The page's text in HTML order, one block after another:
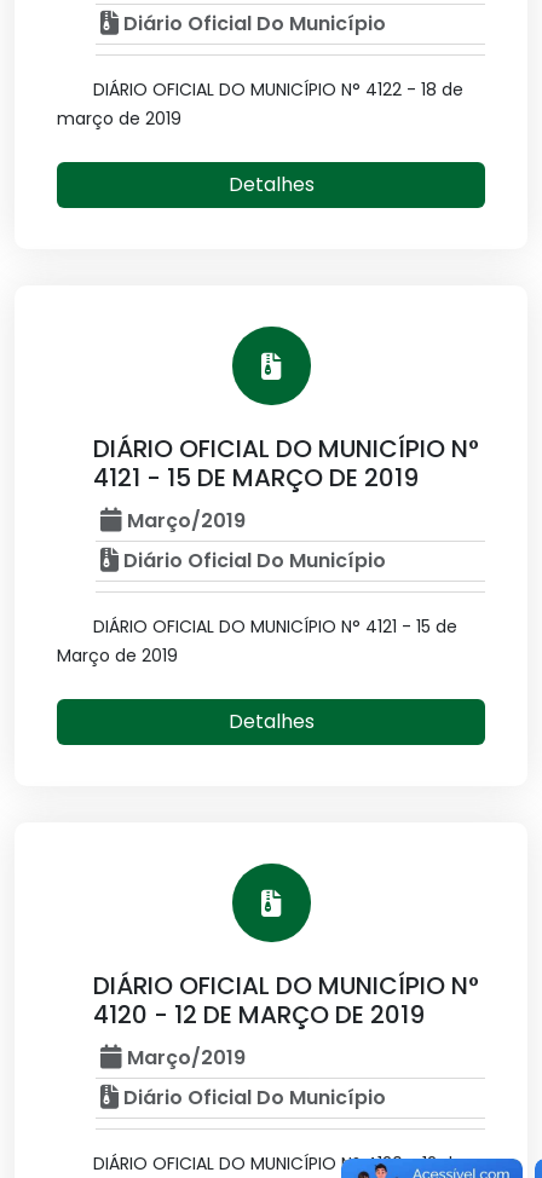
Diário Oficial Do Município
DIÁRIO OFICIAL DO MUNICÍPIO N° 4122 - 18 de
março de 2019
Detalhes
DIÁRIO OFICIAL DO MUNICÍPIO N°
4121 - 15 DE MARÇO DE 2019
Março/2019
Diário Oficial Do Município
DIÁRIO OFICIAL DO MUNICÍPIO N° 4121 - 15 de
Março de 2019
Detalhes
DIÁRIO OFICIAL DO MUNICÍPIO N°
4120 - 12 DE MARÇO DE 2019
Março/2019
Diário Oficial Do Município
DIÁRIO OFICIAL DO MUNICÍPIO N° 4120 - 12 de